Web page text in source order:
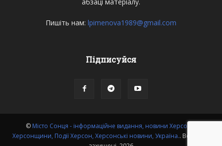
Пишіть нам: lpimenova1989@gmail.com
Підписуйся
© Місто Сонця - інформаційне видання, новини Херсона,
Херсонщини, Події Херсон, Херсонські новини, Україна.. Всі права